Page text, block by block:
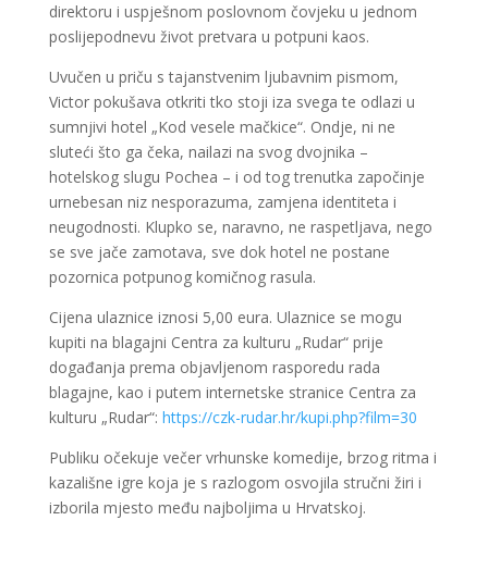
direktoru i uspješnom poslovnom čovjeku u jednom
poslijepodnevu život pretvara u potpuni kaos.
Uvučen u priču s tajanstvenim ljubavnim pismom,
Victor pokušava otkriti tko stoji iza svega te odlazi u
sumnjivi hotel „Kod vesele mačkice“. Ondje, ni ne
sluteći što ga čeka, nailazi na svog dvojnika –
hotelskog slugu Pochea – i od tog trenutka započinje
urnebesan niz nesporazuma, zamjena identiteta i
neugodnosti. Klupko se, naravno, ne raspetljava, nego
se sve jače zamotava, sve dok hotel ne postane
pozornica potpunog komičnog rasula.
Cijena ulaznice iznosi 5,00 eura. Ulaznice se mogu
kupiti na blagajni Centra za kulturu „Rudar“ prije
događanja prema objavljenom rasporedu rada
blagajne, kao i putem internetske stranice Centra za
kulturu „Rudar“: https://czk-rudar.hr/kupi.php?film=30
Publiku očekuje večer vrhunske komedije, brzog ritma i
kazališne igre koja je s razlogom osvojila stručni žiri i
izborila mjesto među najboljima u Hrvatskoj.